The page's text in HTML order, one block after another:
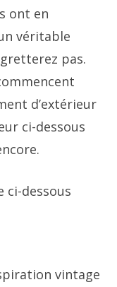
ont en
véritable
pas.
d’extérieur
ci-dessous
ci-dessous
vintage